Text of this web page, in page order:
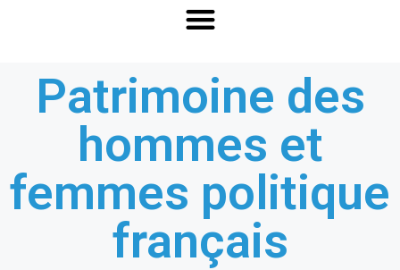
Patrimoine des
hommes et
femmes politique
français